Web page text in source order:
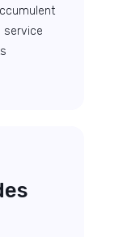
service